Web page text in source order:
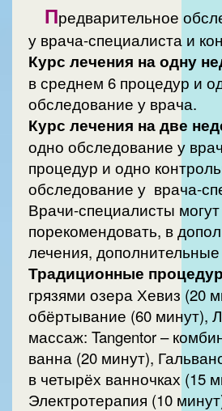
Предварительное
у врача-специалиста и
Курс лечения на
в среднем 6 процедур и
обследование у врача.
Курс лечения на две
одно обследование у врача, в среднем 12
процедур и одно
обследование у врача-
Врачи-специалисты могут
порекомендовать, в
лечения,
Традиционные
грязями озера Хевиз (20 минут),
обёртывание (60 минут), Лечебный
массаж: Tangentor – комбинированная
ванна (20 минут), Гальванотерапия
в четырёх ванночках (15
Электротерапия (10